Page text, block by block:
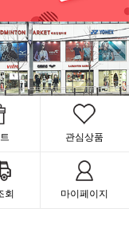
관심상품
회 마이페이지